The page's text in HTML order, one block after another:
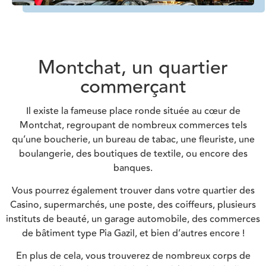
Montchat, un quartier
commerçant
Il existe la fameuse place ronde située au cœur de
Montchat, regroupant de nombreux commerces tels
qu’une boucherie, un bureau de tabac, une fleuriste, une
boulangerie, des boutiques de textile, ou encore des
banques.
Vous pourrez également trouver dans votre quartier des
Casino, supermarchés, une poste, des coiffeurs, plusieurs
instituts de beauté, un garage automobile, des commerces
de bâtiment type Pia Gazil, et bien d’autres encore !
En plus de cela, vous trouverez de nombreux corps de